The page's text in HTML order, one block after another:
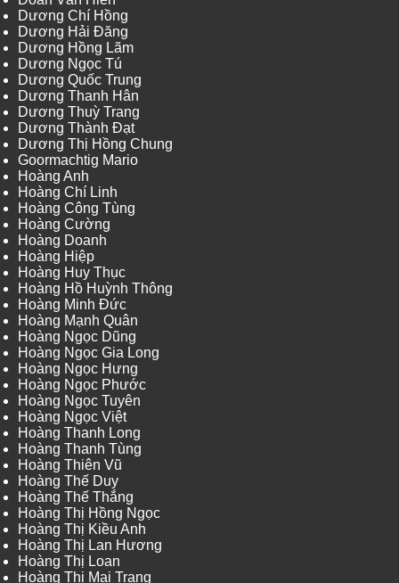
Dương Chí Hồng
Dương Hải Đăng
Dương Hồng Lãm
Dương Ngọc Tú
Dương Quốc Trung
Dương Thanh Hân
Dương Thuỳ Trang
Dương Thành Đạt
Dương Thị Hồng Chung
Goormachtig Mario
Hoàng Anh
Hoàng Chí Linh
Hoàng Công Tùng
Hoàng Cường
Hoàng Doanh
Hoàng Hiệp
Hoàng Huy Thục
Hoàng Hồ Huỳnh Thông
Hoàng Minh Đức
Hoàng Mạnh Quân
Hoàng Ngọc Dũng
Hoàng Ngọc Gia Long
Hoàng Ngọc Hưng
Hoàng Ngọc Phước
Hoàng Ngọc Tuyên
Hoàng Ngọc Việt
Hoàng Thanh Long
Hoàng Thanh Tùng
Hoàng Thiên Vũ
Hoàng Thế Duy
Hoàng Thế Thắng
Hoàng Thị Hồng Ngọc
Hoàng Thị Kiều Anh
Hoàng Thị Lan Hương
Hoàng Thị Loan
Hoàng Thị Mai Trang